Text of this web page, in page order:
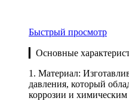
Быстрый просмотр
▎Основные
1. Материал:
давления, который
коррозии и химическим